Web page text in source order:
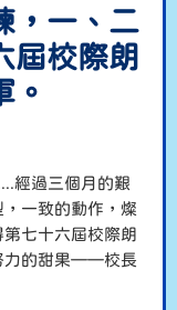
，一、二
屆校際朗
。
經過三個月的艱
一致的動作，燦
七十六屆校際朗
力的甜果——校長